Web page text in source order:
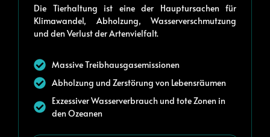
Die Tierhaltung ist eine der Hauptursachen für
Klimawandel, Abholzung, Wasserverschmutzung
und den Verlust der Artenvielfalt.
Massive Treibhausgasemissionen
Abholzung und Zerstörung von Lebensräumen
Exzessiver Wasserverbrauch und tote Zonen in
den Ozeanen